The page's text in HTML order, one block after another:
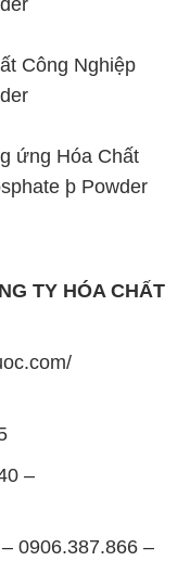
Công Nghiệp
ứng Hóa Chất
þ Powder
TY HÓA CHẤT
–
0906.387.866 –